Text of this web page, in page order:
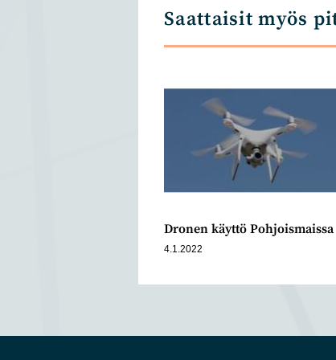
Saattaisit myös
Dronen käyttö Pohjoismaissa
4.1.2022